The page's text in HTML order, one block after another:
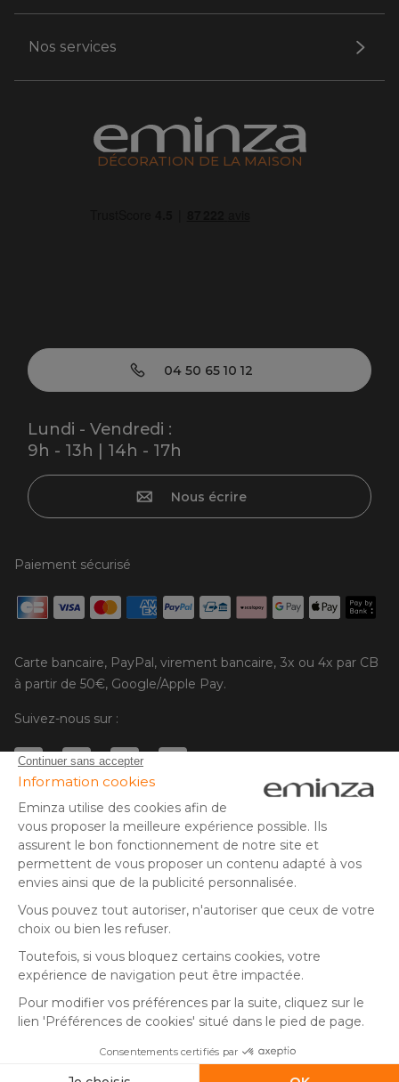
Nos services
DÉCORATION DE LA MAISON
04 50 65 10 12
Lundi - Vendredi :
9h - 13h | 14h - 17h
Nous écrire
Paiement sécurisé
Carte bancaire, PayPal, virement bancaire, 3x ou 4x par CB
à partir de 50€, Google/Apple Pay.
Suivez-nous sur :
© Copyright 2025 Eminza | Tous droits réservés |
ESPAÑA
ITALIE
DEUTSCHLAND
NEDERLAND
DANMARK
FRA
* Vous disposez de 30 jours (à compter de la réception ou du
retrait de votre colis) pour effectuer un retour de produits et
vous faire rembourser. Hors colis volumineux
14 h (jours ouvrés - hors livraison éco)